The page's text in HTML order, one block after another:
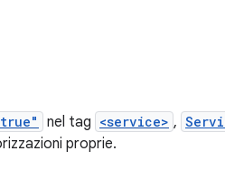
nel tag <service> ,
proprie.